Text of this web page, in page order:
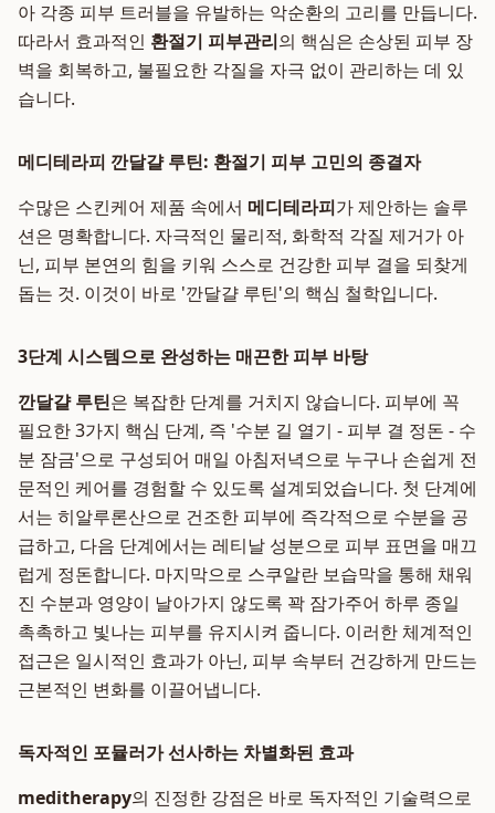
아 각종 피부 트러블을 유발하는 악순환의 고리를 만듭니다.
따라서 효과적인 환절기 피부관리의 핵심은 손상된 피부 장
벽을 회복하고, 불필요한 각질을 자극 없이 관리하는 데 있
습니다.
메디테라피 깐달걀 루틴: 환절기 피부 고민의 종결자
수많은 스킨케어 제품 속에서 메디테라피가 제안하는 솔루
션은 명확합니다. 자극적인 물리적, 화학적 각질 제거가 아
닌, 피부 본연의 힘을 키워 스스로 건강한 피부 결을 되찾게
돕는 것. 이것이 바로 '깐달걀 루틴'의 핵심 철학입니다.
3단계 시스템으로 완성하는 매끈한 피부 바탕
깐달걀 루틴은 복잡한 단계를 거치지 않습니다. 피부에 꼭
필요한 3가지 핵심 단계, 즉 '수분 길 열기 - 피부 결 정돈 - 수
분 잠금'으로 구성되어 매일 아침저녁으로 누구나 손쉽게 전
문적인 케어를 경험할 수 있도록 설계되었습니다. 첫 단계에
서는 히알루론산으로 건조한 피부에 즉각적으로 수분을 공
급하고, 다음 단계에서는 레티날 성분으로 피부 표면을 매끄
럽게 정돈합니다. 마지막으로 스쿠알란 보습막을 통해 채워
진 수분과 영양이 날아가지 않도록 꽉 잠가주어 하루 종일
촉촉하고 빛나는 피부를 유지시켜 줍니다. 이러한 체계적인
접근은 일시적인 효과가 아닌, 피부 속부터 건강하게 만드는
근본적인 변화를 이끌어냅니다.
독자적인 포뮬러가 선사하는 차별화된 효과
meditherapy의 진정한 강점은 바로 독자적인 기술력으로